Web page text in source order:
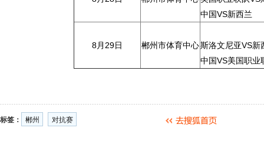
中国VS新西兰
8月29日 郴州市体育中心斯洛文尼亚VS新
中国VS美国职业
标签： 郴州 对抗赛